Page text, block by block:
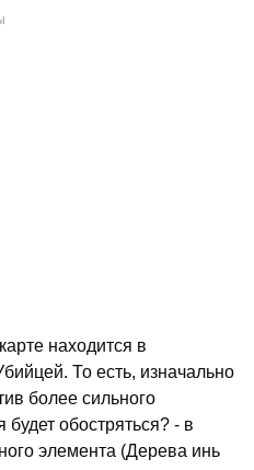
находится в
То есть, изначально
более сильного
будет обостряться? - в
элемента (Дерева инь